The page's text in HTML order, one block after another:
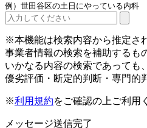
例）世田谷区の土日にやっている内科
※本機能は検索内容から推定さ
事業者情報の検索を補助するも
いかなる内容の検索であっても
優劣評価・断定的判断・専門的
※利用規約をご確認の上ご利用
メッセージ送信完了